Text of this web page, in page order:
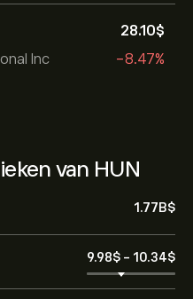
Inc
28.10‎$‎
-8.47%
van HUN
1.77B‎$‎
9.98‎$‎ - 10.34‎$‎